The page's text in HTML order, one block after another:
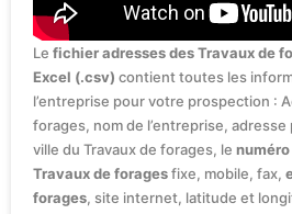
Le fichier adresses des Travaux de
Excel (.csv) contient toutes les
l’entreprise pour votre prospection :
forages, nom de l’entreprise,
ville du Travaux de forages, le
Travaux de foragesfixe, mobile, fax,
forages, site internet, latitude et